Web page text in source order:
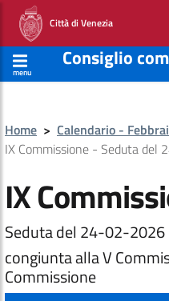
Città di Venezia
menu
Consiglio
Home > Calendario -
IX Commissione - Seduta
IX
Seduta del 24-02-2026
congiunta alla V
Commissione